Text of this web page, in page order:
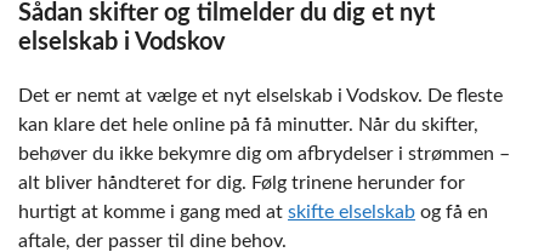
Sådan skifter og tilmelder du dig et nyt
elselskab i Vodskov
Det er nemt at vælge et nyt elselskab i Vodskov. De fleste
kan klare det hele online på få minutter. Når du skifter,
behøver du ikke bekymre dig om afbrydelser i strømmen –
alt bliver håndteret for dig. Følg trinene herunder for
hurtigt at komme i gang med at skifte elselskab og få en
aftale, der passer til dine behov.